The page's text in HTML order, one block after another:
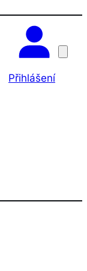
Přihlášení